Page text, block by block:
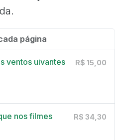
página
ventos uivantes R$ 15,00
nos filmes R$ 34,30